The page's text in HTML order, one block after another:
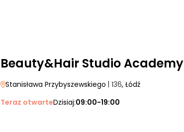
Beauty&Hair Studio Academy
Stanisława Przybyszewskiego | 136, Łódź
Teraz otwarteDzisiaj:09:00-19:00